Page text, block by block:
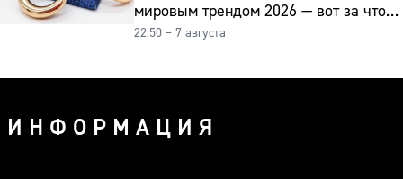
мировым трендом 2026 — вот за что
их ценят ювелиры
22:50 – 7 августа
ИНФОРМАЦИЯ